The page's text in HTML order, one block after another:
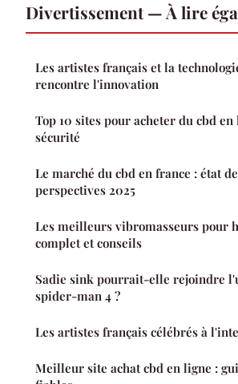
Divertissement — À lire
Les artistes français et la
rencontre l'innovation
Top 10 sites pour acheter du cbd
sécurité
Le marché du cbd en france : état
perspectives 2025
Les meilleurs vibromasseurs pour
complet et conseils
Sadie sink pourrait-elle rejoindre
spider-man 4 ?
Les artistes français célébrés à
Meilleur site achat cbd en ligne :